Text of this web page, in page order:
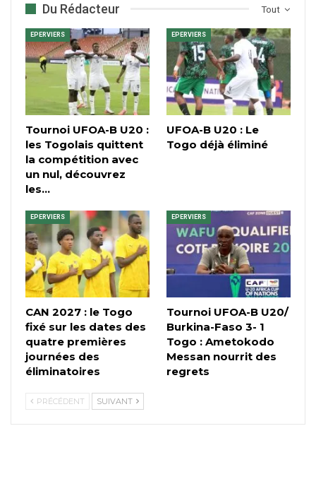
Tout
Du Rédacteur
EPERVIERS
Tournoi UFOA-B U20 :
les Togolais quittent
la compétition avec
un nul, découvrez
les…
EPERVIERS
UFOA-B U20 : Le
Togo déjà éliminé
EPERVIERS
CAN 2027 : le Togo
fixé sur les dates des
quatre premières
journées des
éliminatoires
EPERVIERS
Tournoi UFOA-B U20/
Burkina-Faso 3- 1
Togo : Ametokodo
Messan nourrit des
regrets
PRÉCÉDENT SUIVANT